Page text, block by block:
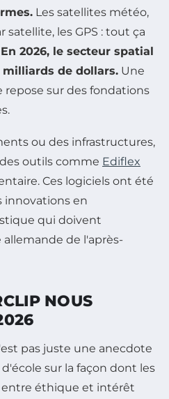
Les satellites météo,
les GPS : tout ça
En 2026, le secteur spatial
de dollars. Une
sur des fondations
ou des infrastructures,
outils comme Ediflex
Ces logiciels ont été
innovations en
qui doivent
de l'après-
NOUS
pas juste une anecdote
sur la façon dont les
éthique et intérêt